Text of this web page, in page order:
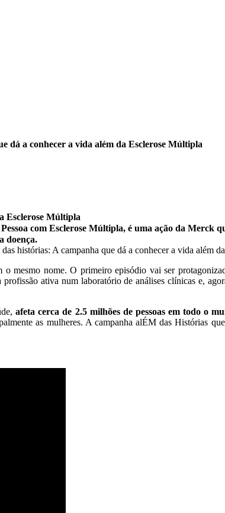
dá a conhecer a vida além da Esclerose Múltipla
Esclerose Múltipla
com Esclerose Múltipla, é uma ação da Merck
doença.
mesmo nome. O primeiro episódio vai ser
ativa num laboratório de análises clínicas e,
afeta cerca de 2.5 milhões de pessoas em todo o
as mulheres. A campanha alÉM das Histórias